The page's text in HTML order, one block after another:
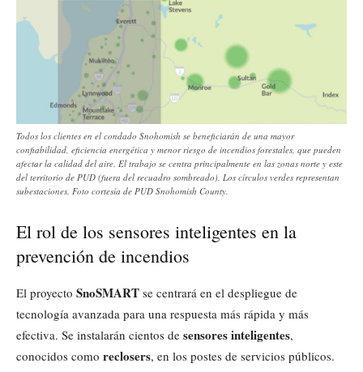
Todos los clientes en el condado Snohomish se beneficiarán de una mayor
confiabilidad, eficiencia energética y menor riesgo de incendios forestales, que pueden
afectar la calidad del aire. El trabajo se centra principalmente en las zonas norte y este
del territorio de PUD (fuera del recuadro sombreado). Los círculos verdes representan
subestaciones. Foto cortesía de PUD Snohomish County.
El rol de los sensores inteligentes en la
prevención de incendios
El proyecto SnoSMART se centrará en el despliegue de
tecnología avanzada para una respuesta más rápida y más
efectiva. Se instalarán cientos de sensores inteligentes,
conocidos como reclosers, en los postes de servicios públicos.